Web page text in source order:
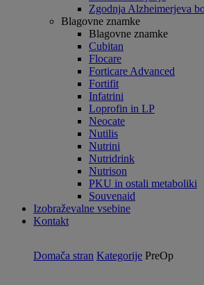
Zgodnja Alzheimerjeva
Blagovne znamke
Blagovne znamke
Cubitan
Flocare
Forticare Advanced
Fortifit
Infatrini
Loprofin in LP
Neocate
Nutilis
Nutrini
Nutridrink
Nutrison
PKU in ostali metaboliki
Souvenaid
Izobraževalne vsebine
Kontakt
Domača stran Kategorije PreOp